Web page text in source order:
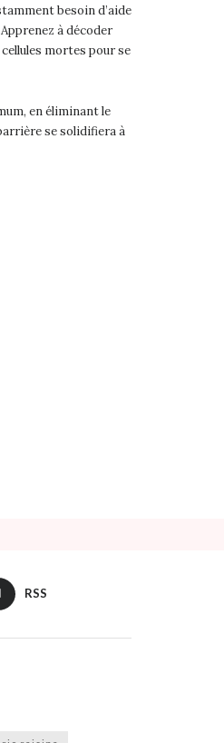
besoin d’aide
à décoder
mortes pour se
en éliminant le
se solidifiera à
RSS